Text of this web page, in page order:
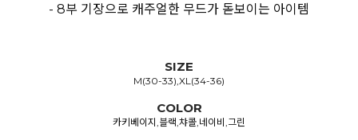
- 8부 기장으로 캐주얼한 무드가 돋보이는 아이템
SIZE
M(30-33),XL(34-36)
COLOR
카키베이지,블랙,챠콜,네이비,그린